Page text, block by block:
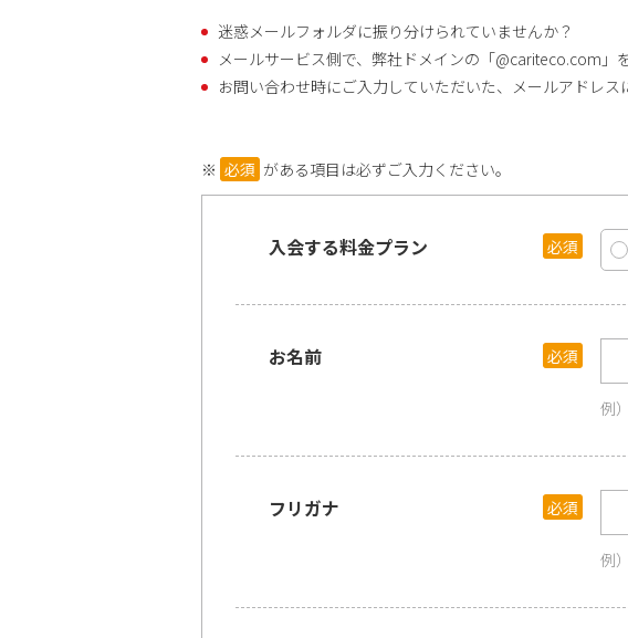
迷惑メールフォルダに振り分けられていませんか？
メールサービス側で、弊社ドメインの「@cariteco.com」
お問い合わせ時にご入力していただいた、メールアドレス
がある項目は必ずご入力ください。
入会する料金プラン
お名前
フリガナ